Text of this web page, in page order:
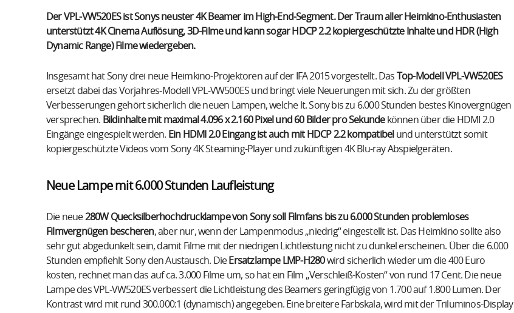
Der VPL-VW520ES ist Sonys neuster 4K Beamer im High-End-Segment. Der Traum aller Heimkino-Enthusiasten
unterstützt 4K Cinema Auflösung, 3D-Filme und kann sogar HDCP 2.2 kopiergeschützte Inhalte und HDR (High
Dynamic Range) Filme wiedergeben.
Insgesamt hat Sony drei neue Heimkino-Projektoren auf der IFA 2015 vorgestellt. Das Top-Modell VPL-VW520ES
ersetzt dabei das Vorjahres-Modell VPL-VW500ES und bringt viele Neuerungen mit sich. Zu der größten
Verbesserungen gehört sicherlich die neuen Lampen, welche lt. Sony bis zu 6.000 Stunden bestes Kinovergnügen
versprechen. Bildinhalte mit maximal 4.096 x 2.160 Pixel und 60 Bilder pro Sekundekönnen über die HDMI 2.0
Eingänge eingespielt werden. Ein HDMI 2.0 Eingang ist auch mit HDCP 2.2 kompatibel und unterstützt somit
kopiergeschützte Videos vom Sony 4K Steaming-Player und zukünftigen 4K Blu-ray Abspielgeräten.
Neue Lampe mit 6.000 Stunden Laufleistung
Die neue 280W Quecksilberhochdrucklampe von Sony soll Filmfans bis zu 6.000 Stunden problemloses
Filmvergnügen bescheren, aber nur, wenn der Lampenmodus „niedrig“ eingestellt ist. Das Heimkino sollte also
sehr gut abgedunkelt sein, damit Filme mit der niedrigen Lichtleistung nicht zu dunkel erscheinen. Über die 6.000
Stunden empfiehlt Sony den Austausch. Die Ersatzlampe LMP-H280wird sicherlich wieder um die 400 Euro
kosten, rechnet man das auf ca. 3.000 Filme um, so hat ein Film „Verschleiß-Kosten“ von rund 17 Cent. Die neue
Lampe des VPL-VW520ES verbessert die Lichtleistung des Beamers geringfügig von 1.700 auf 1.800 Lumen. Der
Kontrast wird mit rund 300.000:1 (dynamisch) angegeben. Eine breitere Farbskala, wird mit der Triluminos-Display